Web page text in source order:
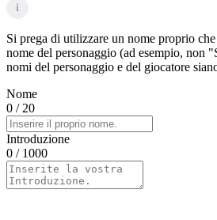
i
Si prega di utilizzare un nome proprio
nome del personaggio (ad esempio, non
nomi del personaggio e del giocatore
Nome
0 / 20
Introduzione
0 / 1000